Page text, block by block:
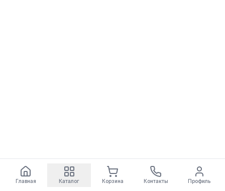
Главная Каталог Корзина Контакты Профиль